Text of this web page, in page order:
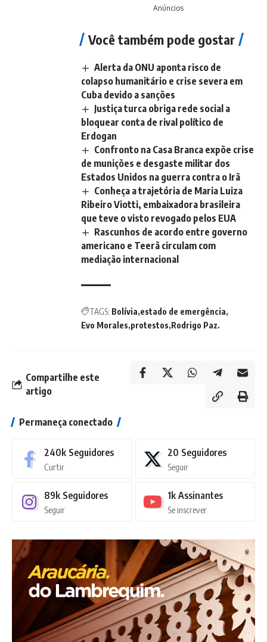
Anúncios
Você também pode gostar
Alerta da ONU aponta risco de
colapso humanitário e crise severa em
Cuba devido a sanções
Justiça turca obriga rede social a
bloquear conta de rival político de
Erdogan
Confronto na Casa Branca expõe crise
de munições e desgaste militar dos
Estados Unidos na guerra contra o Irã
Conheça a trajetória de Maria Luiza
Ribeiro Viotti, embaixadora brasileira
que teve o visto revogado pelos EUA
Rascunhos de acordo entre governo
americano e Teerã circulam com
mediação internacional
TAGS: Bolívia estado de emergência
Evo Morales protestos Rodrigo Paz.
Compartilhe este
artigo
Permaneça conectado
240k Seguidores
Curtir
20 Seguidores
Seguir
89k Seguidores
Seguir
1k Assinantes
Se inscrever